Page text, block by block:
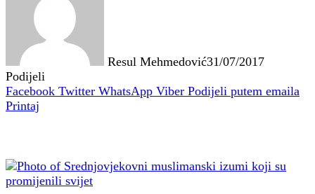
Resul Mehmedović31/07/2017
Podijeli
Facebook Twitter WhatsApp Viber Podijeli putem emaila
Printaj